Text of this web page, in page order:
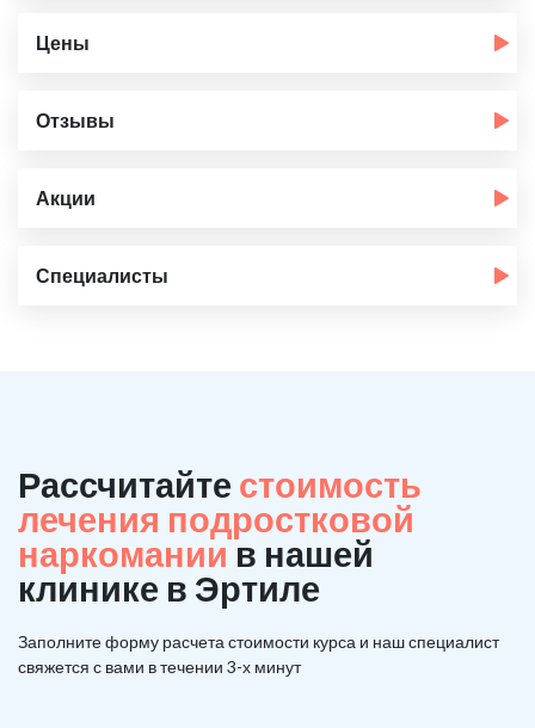
Цены
Отзывы
Акции
Специалисты
Рассчитайте стоимость
лечения подростковой
наркоманиив нашей
клинике в Эртиле
Заполните форму расчета стоимости курса и наш специалист
свяжется с вами в течении 3-х минут